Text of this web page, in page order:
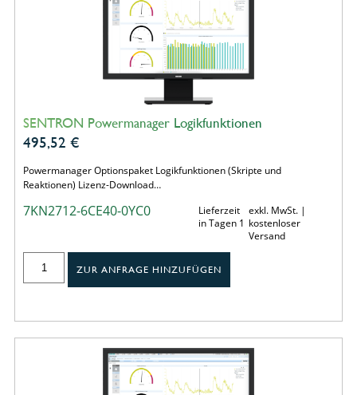
SENTRON Powermanager Logikfunktionen
495,52 €
Powermanager Optionspaket Logikfunktionen (Skripte und
Reaktionen) Lizenz-Download…
7KN2712-6CE40-0YC0
Lieferzeit
in Tagen 1
exkl. MwSt. |
kostenloser
Versand
ZUR ANFRAGE HINZUFÜGEN